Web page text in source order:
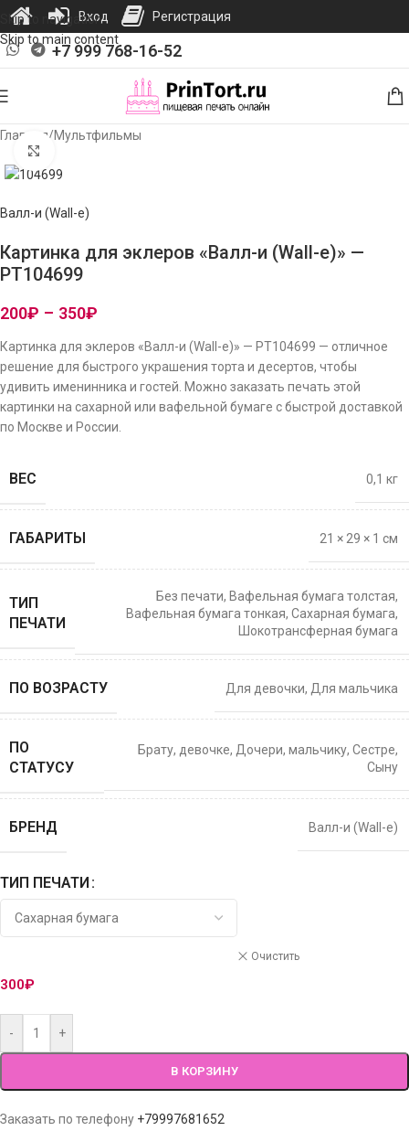
Skip to navigation
Skip to main content
+7 999 768-16-52
Главная/Мультфильмы
Валл-и (Wall-e)
Картинка для эклеров «Валл-и (Wall-e)» —
PT104699
200₽ – 350₽
Картинка для эклеров «Валл-и (Wall-e)» — PT104699 — отличное
решение для быстрого украшения торта и десертов, чтобы
удивить именинника и гостей. Можно заказать печать этой
картинки на сахарной или вафельной бумаге с быстрой доставкой
по Москве и России.
ВЕС 0,1 кг
ГАБАРИТЫ 21 × 29 × 1 см
ТИП
ПЕЧАТИ
Без печати, Вафельная бумага толстая,
Вафельная бумага тонкая, Сахарная бумага,
Шокотрансферная бумага
ПО ВОЗРАСТУ Для девочки, Для мальчика
ПО
СТАТУСУ
Брату, девочке, Дочери, мальчику, Сестре,
Сыну
БРЕНД Валл-и (Wall-e)
ТИП ПЕЧАТИ
Очистить
300₽
- +
В КОРЗИНУ
Заказать по телефону +79997681652
Вход Регистрация